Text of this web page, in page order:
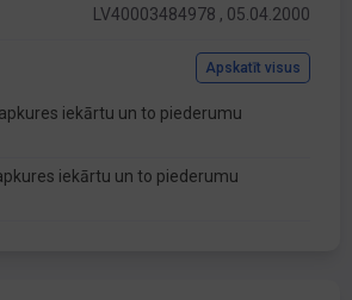
LV40003484978 , 05.04.2000
Apskatīt visus
iekārtu un to piederumu
iekārtu un to piederumu